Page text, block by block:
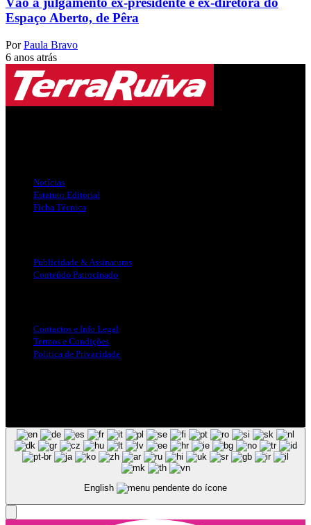
Espaço Aberto, de Pêra
Por Paula Bravo
6 anos atrás
Notícias
Estatuto Editorial
Ficha Técnica
Publicidade & Assinaturas
Conteúdo Patrocinado
Contactos e Info Legal
Termos e Condições
Politica de Privacidade
English